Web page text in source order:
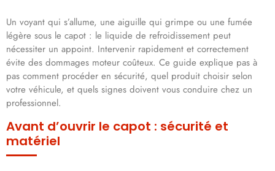
Un voyant qui s’allume, une aiguille qui grimpe ou une fumée
légère sous le capot : le liquide de refroidissement peut
nécessiter un appoint. Intervenir rapidement et correctement
évite des dommages moteur coûteux. Ce guide explique pas à
pas comment procéder en sécurité, quel produit choisir selon
votre véhicule, et quels signes doivent vous conduire chez un
professionnel.
Avant d’ouvrir le capot : sécurité et
matériel